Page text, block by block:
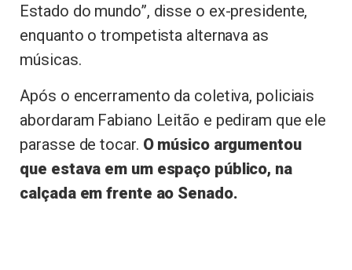
Estado do mundo”, disse o ex-presidente,
enquanto o trompetista alternava as
músicas.
Após o encerramento da coletiva, policiais
abordaram Fabiano Leitão e pediram que ele
parasse de tocar. O músico argumentou
que estava em um espaço público, na
calçada em frente ao Senado.